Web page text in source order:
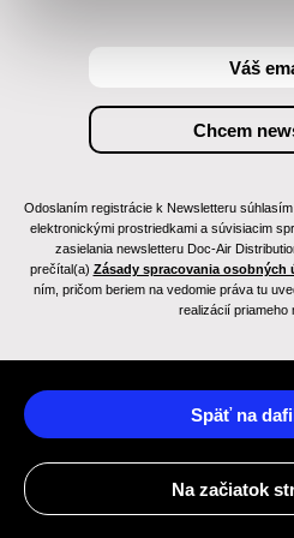
Odoslaním registrácie k Newsletteru
elektronickými prostriedkami a súvisiacim
zasielania newsletteru Doc-Air
prečítal(a) Zásady spracovania osobných
ním, pričom beriem na vedomie práva tu
realizácií priameho
Späť na
Na začiatok